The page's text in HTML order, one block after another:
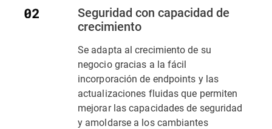
Seguridad con capacidad de
crecimiento
Se adapta al crecimiento de su
negocio gracias a la fácil
incorporación de endpoints y las
actualizaciones fluidas que permiten
mejorar las capacidades de seguridad
y amoldarse a los cambiantes